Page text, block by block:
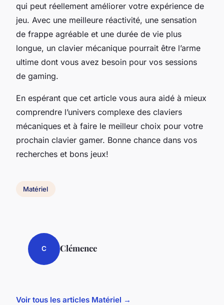
qui peut réellement améliorer votre expérience de
jeu. Avec une meilleure réactivité, une sensation
de frappe agréable et une durée de vie plus
longue, un clavier mécanique pourrait être l’arme
ultime dont vous avez besoin pour vos sessions
de gaming.
En espérant que cet article vous aura aidé à mieux
comprendre l’univers complexe des claviers
mécaniques et à faire le meilleur choix pour votre
prochain clavier gamer. Bonne chance dans vos
recherches et bons jeux!
Matériel
C Clémence
Voir tous les articles Matériel →